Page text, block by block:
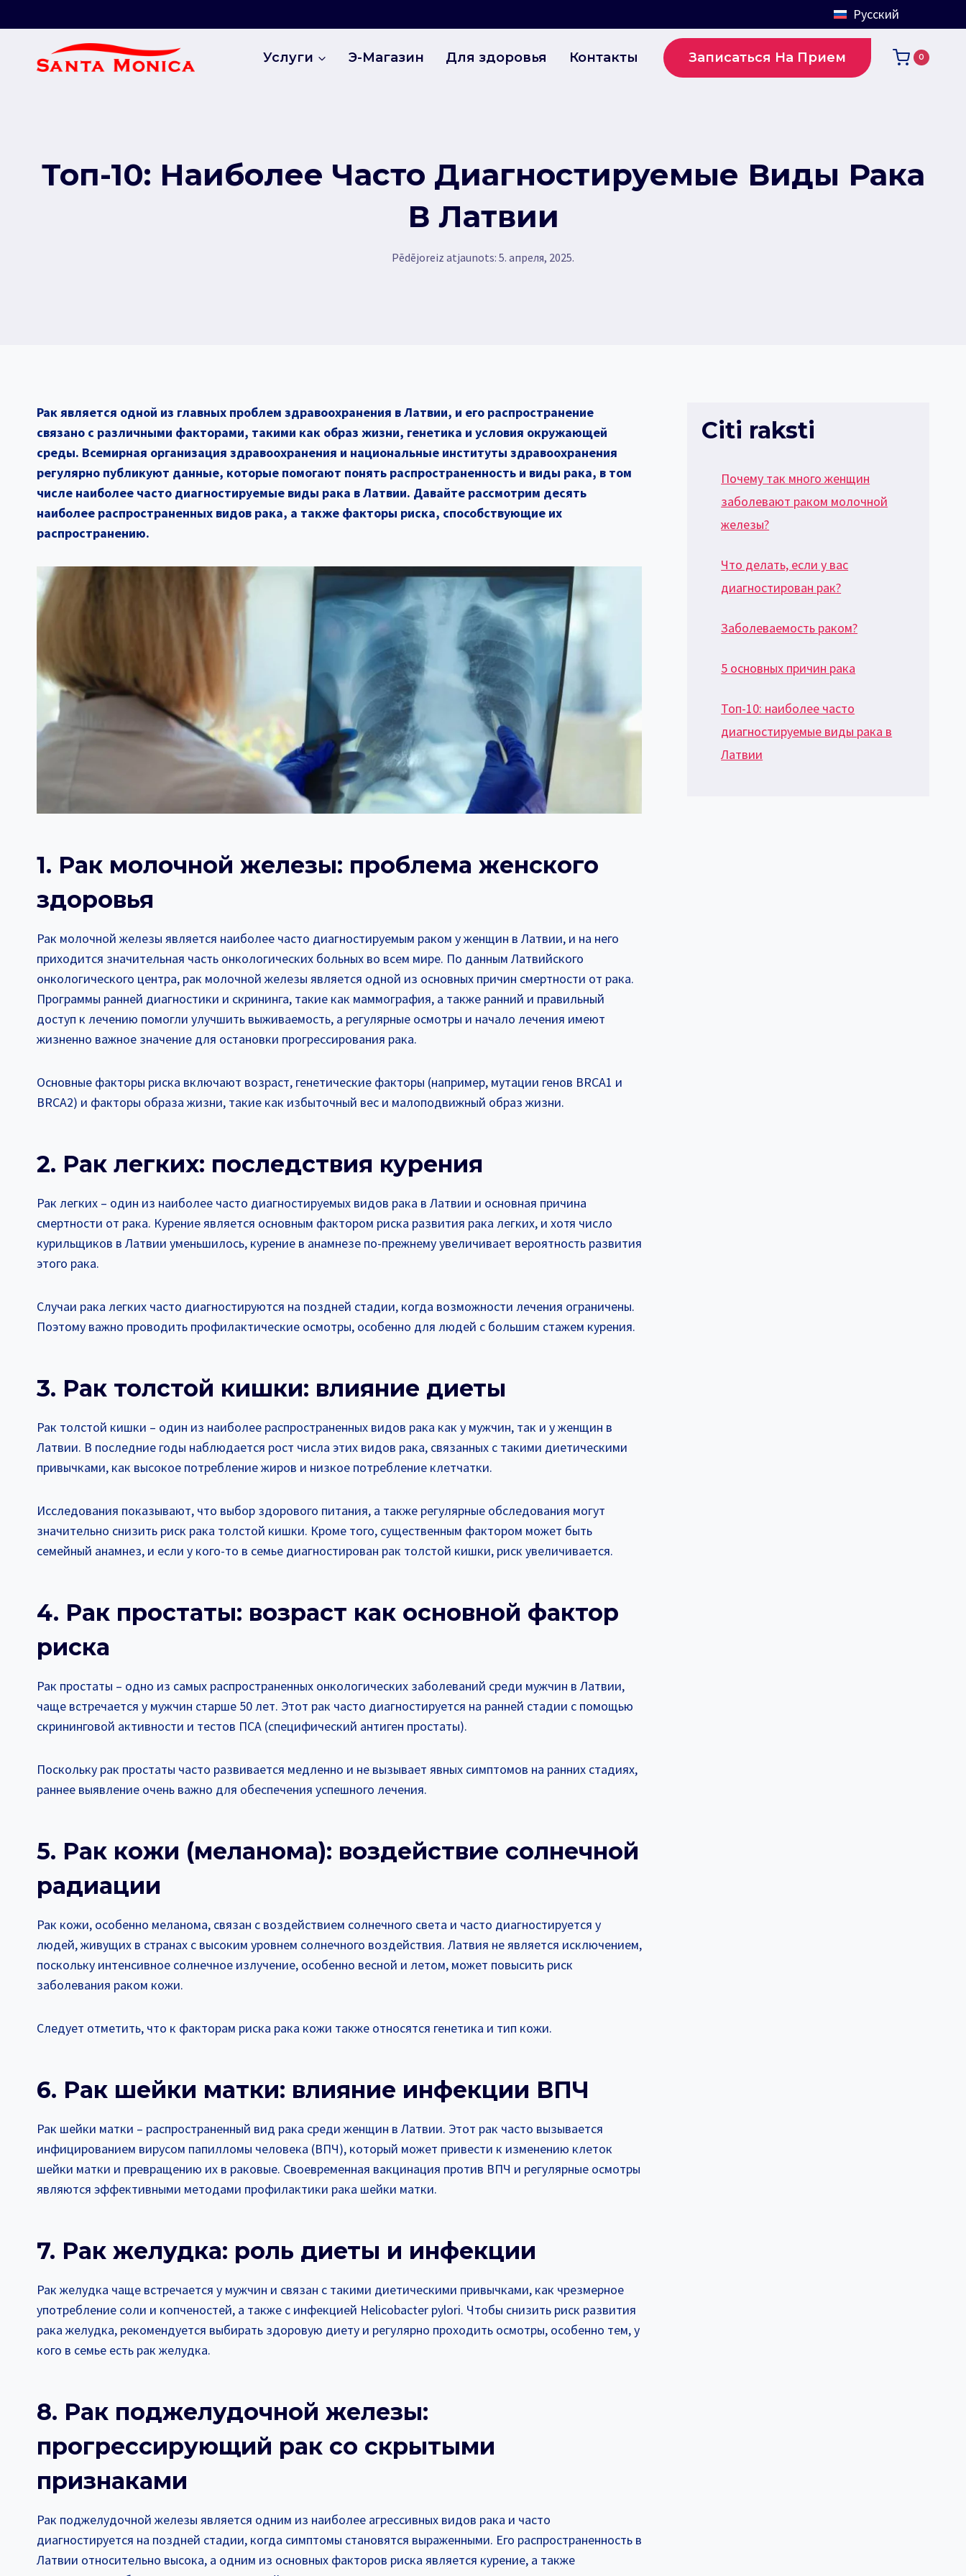
Русский
Услуги Э-Магазин Для здоровья Контакты Записаться На Прием 0
Топ-10: Наиболее Часто Диагностируемые Виды Рака
В Латвии
Pēdējoreiz atjaunots: 5. апреля, 2025.
Рак является одной из главных проблем здравоохранения в Латвии, и его распространение
связано с различными факторами, такими как образ жизни, генетика и условия окружающей
среды. Всемирная организация здравоохранения и национальные институты здравоохранения
регулярно публикуют данные, которые помогают понять распространенность и виды рака, в том
числе наиболее часто диагностируемые виды рака в Латвии. Давайте рассмотрим десять
наиболее распространенных видов рака, а также факторы риска, способствующие их
распространению.
1. Рак молочной железы: проблема женского
здоровья
Рак молочной железы является наиболее часто диагностируемым раком у женщин в Латвии, и на него
приходится значительная часть онкологических больных во всем мире. По данным Латвийского
онкологического центра, рак молочной железы является одной из основных причин смертности от рака.
Программы ранней диагностики и скрининга, такие как маммография, а также ранний и правильный
доступ к лечению помогли улучшить выживаемость, а регулярные осмотры и начало лечения имеют
жизненно важное значение для остановки прогрессирования рака.
Основные факторы риска включают возраст, генетические факторы (например, мутации генов BRCA1 и
BRCA2) и факторы образа жизни, такие как избыточный вес и малоподвижный образ жизни.
2. Рак легких: последствия курения
Рак легких – один из наиболее часто диагностируемых видов рака в Латвии и основная причина
смертности от рака. Курение является основным фактором риска развития рака легких, и хотя число
курильщиков в Латвии уменьшилось, курение в анамнезе по-прежнему увеличивает вероятность развития
этого рака.
Случаи рака легких часто диагностируются на поздней стадии, когда возможности лечения ограничены.
Поэтому важно проводить профилактические осмотры, особенно для людей с большим стажем курения.
3. Рак толстой кишки: влияние диеты
Рак толстой кишки – один из наиболее распространенных видов рака как у мужчин, так и у женщин в
Латвии. В последние годы наблюдается рост числа этих видов рака, связанных с такими диетическими
привычками, как высокое потребление жиров и низкое потребление клетчатки.
Исследования показывают, что выбор здорового питания, а также регулярные обследования могут
значительно снизить риск рака толстой кишки. Кроме того, существенным фактором может быть
семейный анамнез, и если у кого-то в семье диагностирован рак толстой кишки, риск увеличивается.
4. Рак простаты: возраст как основной фактор
риска
Рак простаты – одно из самых распространенных онкологических заболеваний среди мужчин в Латвии,
чаще встречается у мужчин старше 50 лет. Этот рак часто диагностируется на ранней стадии с помощью
скрининговой активности и тестов ПСА (специфический антиген простаты).
Поскольку рак простаты часто развивается медленно и не вызывает явных симптомов на ранних стадиях,
раннее выявление очень важно для обеспечения успешного лечения.
5. Рак кожи (меланома): воздействие солнечной
радиации
Рак кожи, особенно меланома, связан с воздействием солнечного света и часто диагностируется у
людей, живущих в странах с высоким уровнем солнечного воздействия. Латвия не является исключением,
поскольку интенсивное солнечное излучение, особенно весной и летом, может повысить риск
заболевания раком кожи.
Следует отметить, что к факторам риска рака кожи также относятся генетика и тип кожи.
6. Рак шейки матки: влияние инфекции ВПЧ
Рак шейки матки – распространенный вид рака среди женщин в Латвии. Этот рак часто вызывается
инфицированием вирусом папилломы человека (ВПЧ), который может привести к изменению клеток
шейки матки и превращению их в раковые. Своевременная вакцинация против ВПЧ и регулярные осмотры
являются эффективными методами профилактики рака шейки матки.
7. Рак желудка: роль диеты и инфекции
Рак желудка чаще встречается у мужчин и связан с такими диетическими привычками, как чрезмерное
употребление соли и копченостей, а также с инфекцией Helicobacter pylori. Чтобы снизить риск развития
рака желудка, рекомендуется выбирать здоровую диету и регулярно проходить осмотры, особенно тем, у
кого в семье есть рак желудка.
8. Рак поджелудочной железы:
прогрессирующий рак со скрытыми
признаками
Рак поджелудочной железы является одним из наиболее агрессивных видов рака и часто
диагностируется на поздней стадии, когда симптомы становятся выраженными. Его распространенность в
Латвии относительно высока, а одним из основных факторов риска является курение, а также
Citi raksti
Почему так много женщин
заболевают раком молочной
железы?
Что делать, если у вас
диагностирован рак?
Заболеваемость раком?
5 основных причин рака
Топ-10: наиболее часто
диагностируемые виды рака в
Латвии